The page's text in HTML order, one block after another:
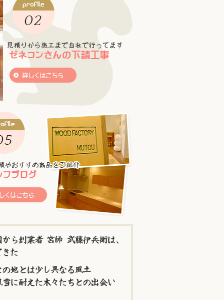
ら創業者 宮師 武藤伊兵衛は、
きた
地とは少し異なる風土
に耐えた木々たちとの出会い